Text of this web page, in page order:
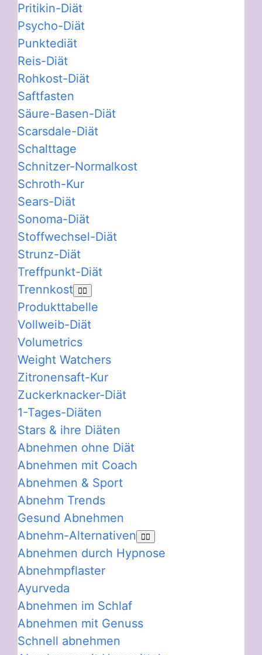
Pritikin-Diät
Psycho-Diät
Punktediät
Reis-Diät
Rohkost-Diät
Saftfasten
Säure-Basen-Diät
Scarsdale-Diät
Schalttage
Schnitzer-Normalkost
Schroth-Kur
Sears-Diät
Sonoma-Diät
Stoffwechsel-Diät
Strunz-Diät
Treffpunkt-Diät
Trennkost
Produkttabelle
Vollweib-Diät
Volumetrics
Weight Watchers
Zitronensaft-Kur
Zuckerknacker-Diät
1-Tages-Diäten
Stars & ihre Diäten
Abnehmen ohne Diät
Abnehmen mit Coach
Abnehmen & Sport
Abnehm Trends
Gesund Abnehmen
Abnehm-Alternativen
Abnehmen durch Hypnose
Abnehmpflaster
Ayurveda
Abnehmen im Schlaf
Abnehmen mit Genuss
Schnell abnehmen